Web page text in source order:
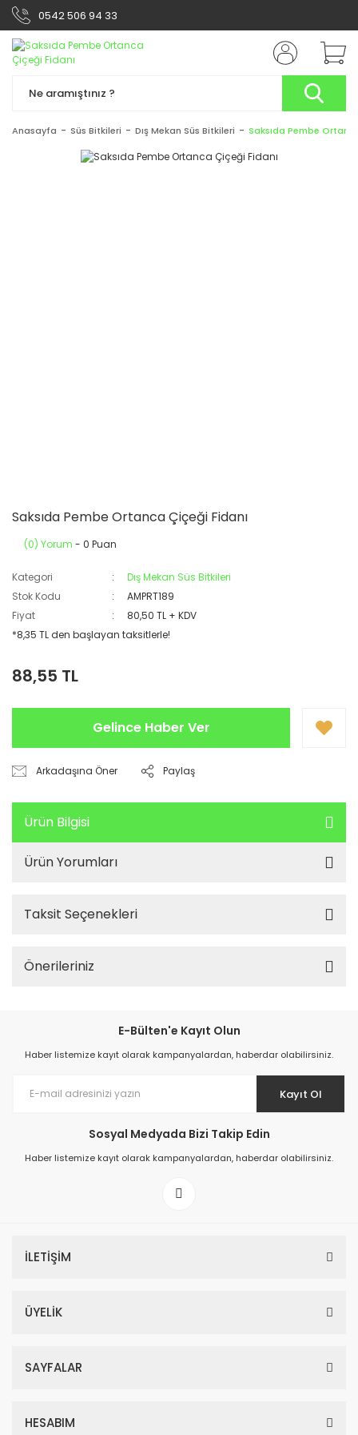
0542 506 94 33
Anasayfa Süs Bitkileri Dış Mekan Süs Bitkileri Saksıda Pembe
Saksıda Pembe Ortanca Çiçeği Fidanı
(0) Yorum - 0 Puan
Kategori
Dış Mekan Süs Bitkileri
Stok Kodu
AMPRT189
Fiyat
80,50 TL + KDV
*8,35 TL den başlayan taksitlerle!
88,55 TL
Gelince Haber Ver
Arkadaşına Öner Paylaş
Ürün Bilgisi
Ürün Yorumları
Taksit Seçenekleri
Önerileriniz
E-Bülten'e Kayıt Olun
Haber listemize kayıt olarak kampanyalardan, haberdar olabilirsiniz.
Kayıt Ol
Sosyal Medyada Bizi Takip Edin
Haber listemize kayıt olarak kampanyalardan, haberdar olabilirsiniz.
İLETİŞİM
ÜYELİK
SAYFALAR
HESABIM